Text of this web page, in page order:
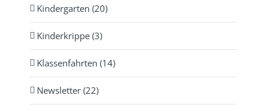
Kindergarten (20)
Kinderkrippe (3)
Klassenfahrten (14)
Newsletter (22)